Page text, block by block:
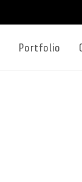
Portfolio